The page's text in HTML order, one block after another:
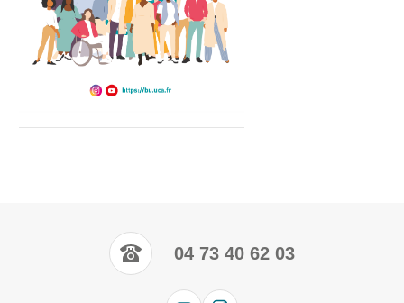
04 73 40 62 03